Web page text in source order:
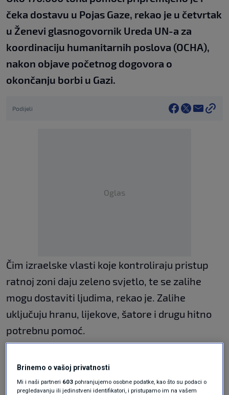
čeka dostavu u Pojas Gaze, rekao je u četvrtak
u Ženevi glasnogovornik Ureda UN-a za
koordinaciju humanitarnih poslova (OCHA),
nakon objave početnog dogovora o
okončanju borbi u Gazi.
Podijeli
Oglas
Čim izraelske vlasti koje kontroliraju pristup
ratnoj zoni daju zeleno svjetlo, te se zalihe
mogu dostaviti ljudima, rekao je. Zalihe
uključuju hranu, lijekove, šatore i drugu hitno
potrebnu pomoć.
vlasti nisu odobrile ili su blokirale ukupno 45
posto njihovih registriranih konvoja pomoći od
Brinemo o vašoj privatnosti
Mi i naši partneri 603 pohranjujemo osobne podatke, kao što su podaci o
pregledavanju ili jedinstveni identifikatori, i pristupamo im na vašem